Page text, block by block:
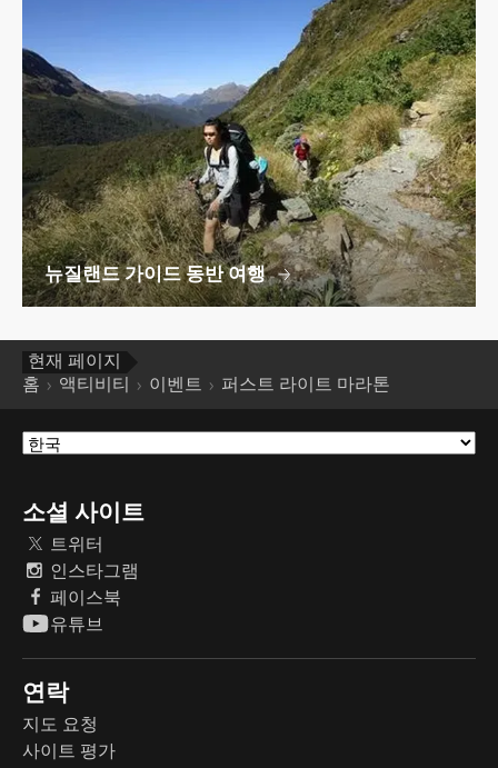
뉴질랜드 가이드 동반 여행
현재 페이지
홈
액티비티 이벤트 퍼스트 라이트 마라톤
소셜 사이트
트위터
인스타그램
페이스북
유튜브
연락
지도 요청
사이트 평가